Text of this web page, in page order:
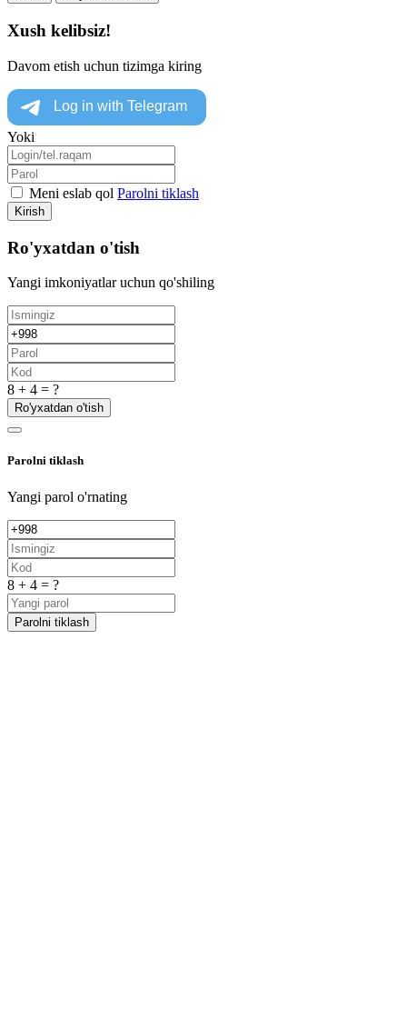
Xush kelibsiz!
Davom etish uchun tizimga kiring
Yoki
Meni eslab qol Parolni tiklash
Kirish
Ro'yxatdan o'tish
Yangi imkoniyatlar uchun qo'shiling
8 + 4 = ?
Ro'yxatdan o'tish
Parolni tiklash
Yangi parol o'rnating
8 + 4 = ?
Parolni tiklash